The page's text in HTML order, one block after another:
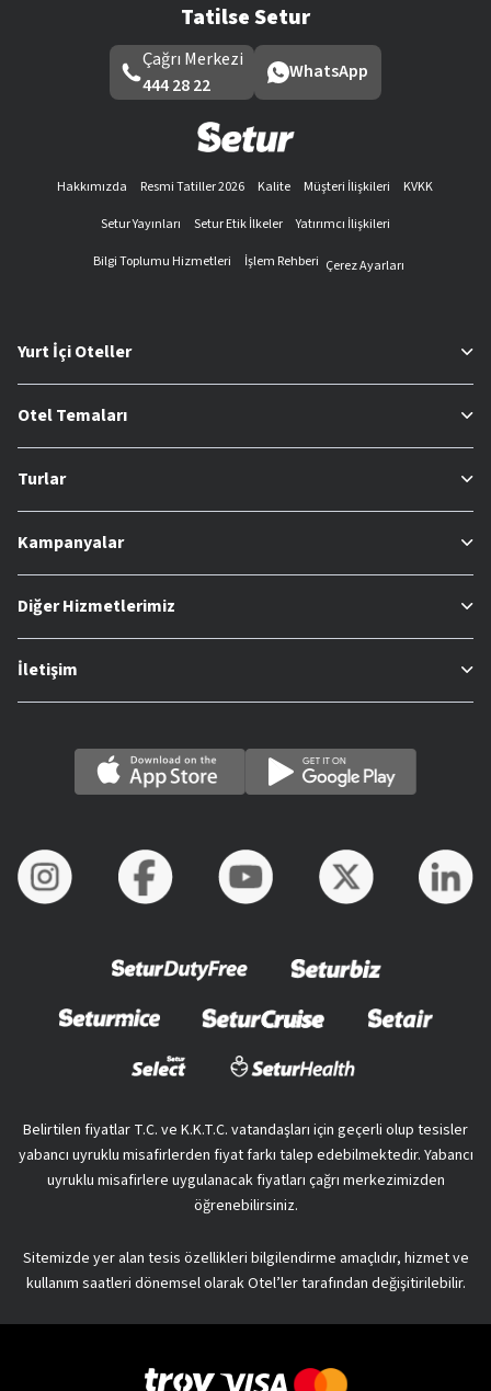
Tatilse Setur
Çağrı Merkezi
444 28 22
WhatsApp
Hakkımızda Resmi Tatiller 2026 Kalite Müşteri İlişkileri
KVKK
Setur Yayınları
Setur Etik İlkeler
Yatırımcı İlişkileri
Bilgi Toplumu Hizmetleri
İşlem Rehberi Çerez Ayarları
Yurt İçi Oteller
Otel Temaları
Turlar
Kampanyalar
Diğer Hizmetlerimiz
İletişim
Belirtilen fiyatlar T.C. ve K.K.T.C. vatandaşları için geçerli olup tesisler
yabancı uyruklu misafirlerden fiyat farkı talep edebilmektedir. Yabancı
uyruklu misafirlere uygulanacak fiyatları çağrı merkezimizden
öğrenebilirsiniz.
Sitemizde yer alan tesis özellikleri bilgilendirme amaçlıdır, hizmet ve
kullanım saatleri dönemsel olarak Otel’ler tarafından değişitirilebilir.